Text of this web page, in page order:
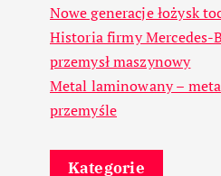
Nowe generacje łożysk
Historia firmy Mercedes-
przemysł maszynowy
Metal laminowany –
przemyśle
Kategorie